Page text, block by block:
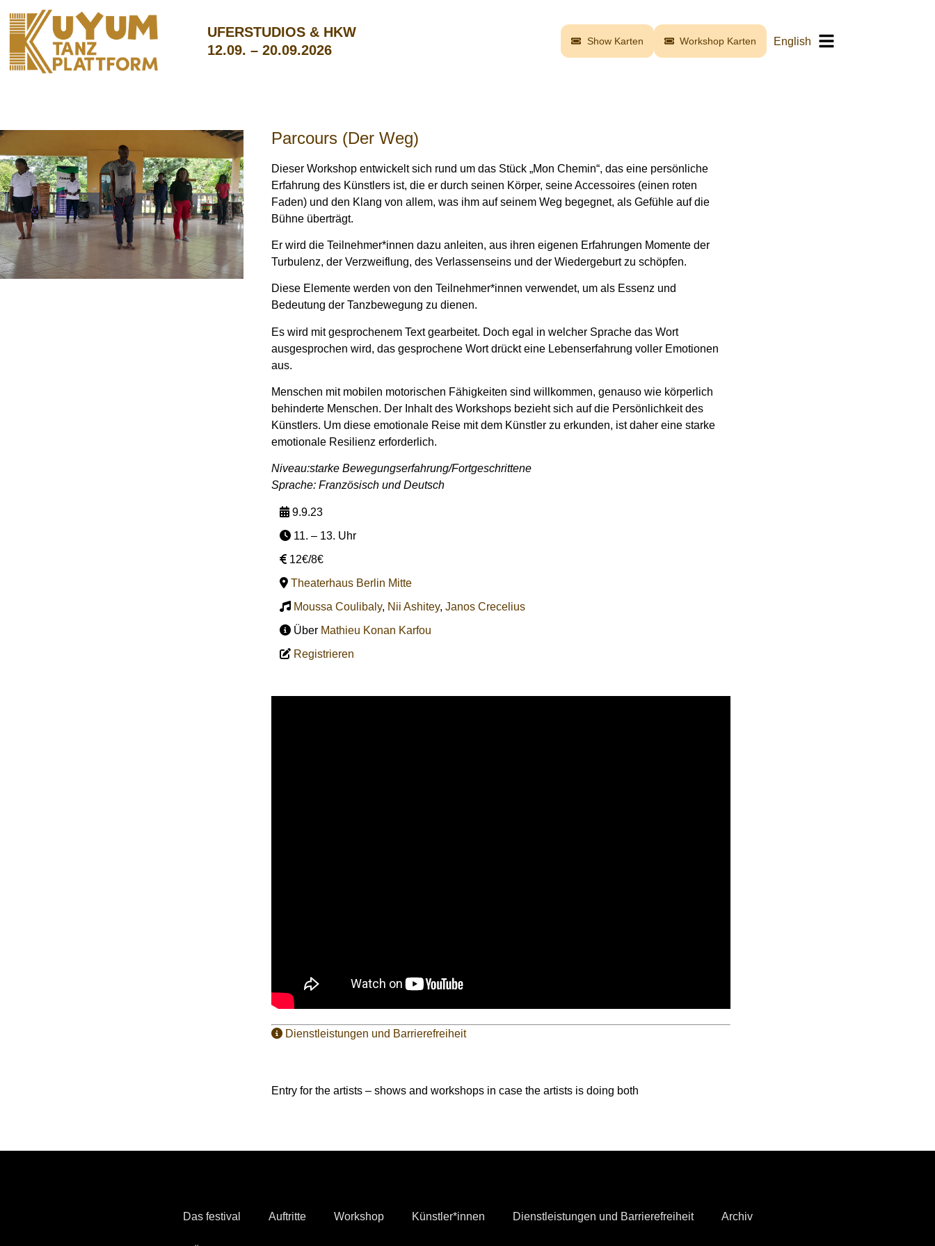
UFERSTUDIOS & HKW
12.09. – 20.09.2026
Show Karten Workshop Karten English
Parcours (Der Weg)
Dieser Workshop entwickelt sich rund um das Stück „Mon Chemin“, das eine persönliche
Erfahrung des Künstlers ist, die er durch seinen Körper, seine Accessoires (einen roten
Faden) und den Klang von allem, was ihm auf seinem Weg begegnet, als Gefühle auf die
Bühne überträgt.
Er wird die Teilnehmer*innen dazu anleiten, aus ihren eigenen Erfahrungen Momente der
Turbulenz, der Verzweiflung, des Verlassenseins und der Wiedergeburt zu schöpfen.
Diese Elemente werden von den Teilnehmer*innen verwendet, um als Essenz und
Bedeutung der Tanzbewegung zu dienen.
Es wird mit gesprochenem Text gearbeitet. Doch egal in welcher Sprache das Wort
ausgesprochen wird, das gesprochene Wort drückt eine Lebenserfahrung voller Emotionen
aus.
Menschen mit mobilen motorischen Fähigkeiten sind willkommen, genauso wie körperlich
behinderte Menschen. Der Inhalt des Workshops bezieht sich auf die Persönlichkeit des
Künstlers. Um diese emotionale Reise mit dem Künstler zu erkunden, ist daher eine starke
emotionale Resilienz erforderlich.
Niveau:starke Bewegungserfahrung/Fortgeschrittene
Sprache: Französisch und Deutsch
9.9.23
11. – 13. Uhr
12€/8€
Theaterhaus Berlin Mitte
Moussa Coulibaly, Nii Ashitey, Janos Crecelius
Über Mathieu Konan Karfou
Registrieren
Dienstleistungen und Barrierefreiheit
Entry for the artists – shows and workshops in case the artists is doing both
Das festival Auftritte Workshop Künstler*innen Dienstleistungen und Barrierefreiheit Archiv